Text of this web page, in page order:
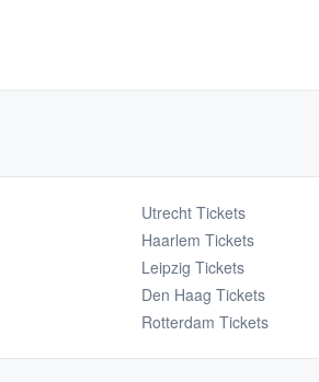
Utrecht Tickets
Haarlem Tickets
Leipzig Tickets
Den Haag Tickets
Rotterdam Tickets